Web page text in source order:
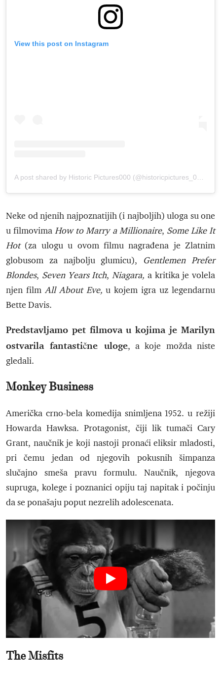
View this post on Instagram
Neke od njenih najpoznatijih (i najboljih) uloga su one
u filmovimaHow to Marry a Millionaire, Some Like It
Hot(za ulogu u ovom filmu nagrađena je Zlatnim
globusom za najbolju glumicu), Gentlemen Prefer
Blondes, Seven Years Itch, Niagara, a kritika je volela
njen film All About Eve,u kojem igra uz legendarnu
Bette Davis.
Predstavljamo pet filmova u kojima je Marilyn
ostvarila fantastične uloge, a koje možda niste
gledali.
Monkey Business
Američka crno-bela komedija snimljena 1952. u režiji
Howarda Hawksa. Protagonist, čiji lik tumači Cary
Grant, naučnik je koji nastoji pronaći eliksir mladosti,
pri čemu jedan od njegovih pokusnih šimpanza
slučajno smeša pravu formulu. Naučnik, njegova
supruga, kolege i poznanici opiju taj napitak i počinju
da se ponašaju poput nezrelih adolescenata.
The Misfits